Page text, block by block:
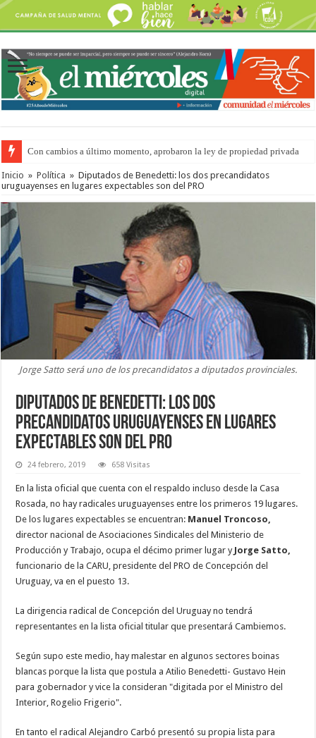
Con cambios a último momento, aprobaron la ley de propiedad privada
Inicio » Política » Diputados de Benedetti: los dos precandidatos
uruguayenses en lugares expectables son del PRO
Jorge Satto será uno de los precandidatos a diputados provinciales.
Diputados de Benedetti: los dos
precandidatos uruguayenses en lugares
expectables son del PRO
24 febrero, 2019 658 Visitas
En la lista oficial que cuenta con el respaldo incluso desde la Casa
Rosada, no hay radicales uruguayenses entre los primeros 19 lugares.
De los lugares expectables se encuentran: Manuel Troncoso,
director nacional de Asociaciones Sindicales del Ministerio de
Producción y Trabajo, ocupa el décimo primer lugar y Jorge Satto,
funcionario de la CARU, presidente del PRO de Concepción del
Uruguay, va en el puesto 13.
La dirigencia radical de Concepción del Uruguay no tendrá
representantes en la lista oficial titular que presentará Cambiemos.
Según supo este medio, hay malestar en algunos sectores boinas
blancas porque la lista que postula a Atilio Benedetti- Gustavo Hein
para gobernador y vice la consideran "digitada por el Ministro del
Interior, Rogelio Frigerio".
En tanto el radical Alejandro Carbó presentó su propia lista para